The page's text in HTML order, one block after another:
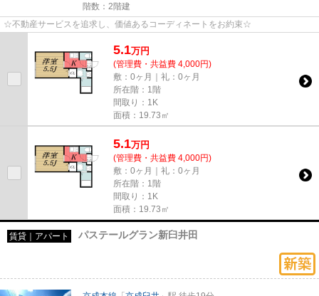
階数：2階建
☆不動産サービスを追求し、価値あるコーディネートをお約束☆
5.1万円
(管理費・共益費 4,000円)
敷：0ヶ月｜礼：0ヶ月
所在階：1階
間取り：1K
面積：19.73㎡
5.1万円
(管理費・共益費 4,000円)
敷：0ヶ月｜礼：0ヶ月
所在階：1階
間取り：1K
面積：19.73㎡
賃貸｜アパート パステールグラン新臼井田